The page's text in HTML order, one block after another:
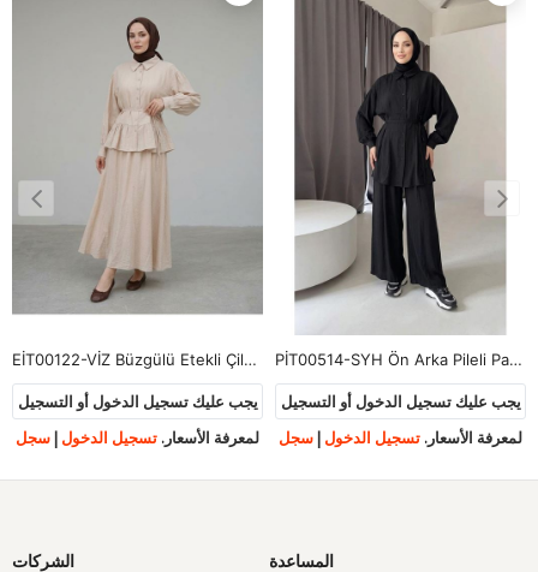
EİT00122-VİZ Büzgülü Etekli Çilek Takım-Vizon
يجب عليك تسجيل الدخول أو التسجيل
لمعرفة الأسعار. تسجيل الدخول | سجل
PİT00514-SYH Ön Arka Pileli Pantolonlu Takım-Siyah
يجب عليك تسجيل الدخول أو التسجيل
لمعرفة الأسعار. تسجيل الدخول | سجل
الشركات المساعدة